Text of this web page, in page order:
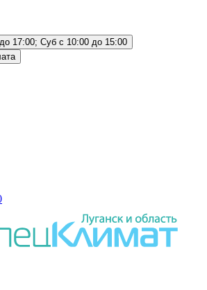
17:00; Суб с 10:00 до 15:00